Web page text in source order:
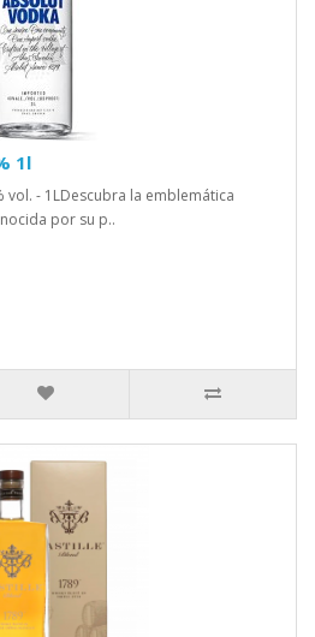
1l
vol. - 1LDescubra la emblemática
por su p..